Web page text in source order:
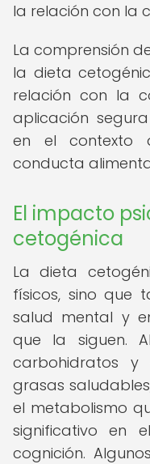
la relación con la
La comprensión
la dieta
relación con la
aplicación
en el contexto
conducta
El impacto
cetogénica
La dieta
físicos, sino que
salud mental y
que la siguen.
carbohidratos
grasas
el metabolismo
significativo en
cognición.